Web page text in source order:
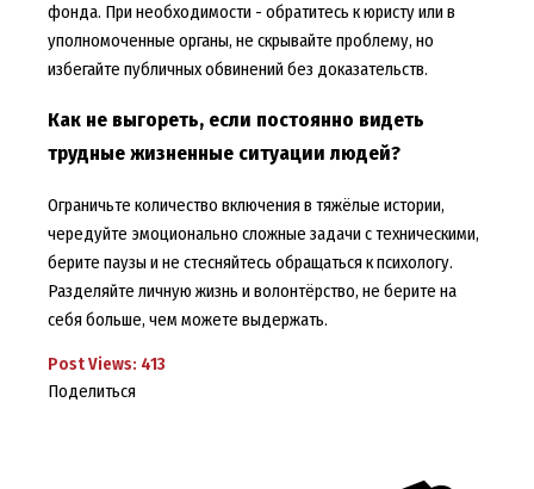
фонда. При необходимости - обратитесь к юристу или в
уполномоченные органы, не скрывайте проблему, но
избегайте публичных обвинений без доказательств.
Как не выгореть, если постоянно видеть
трудные жизненные ситуации людей?
Ограничьте количество включения в тяжёлые истории,
чередуйте эмоционально сложные задачи с техническими,
берите паузы и не стесняйтесь обращаться к психологу.
Разделяйте личную жизнь и волонтёрство, не берите на
себя больше, чем можете выдержать.
Post Views: 413
Поделиться